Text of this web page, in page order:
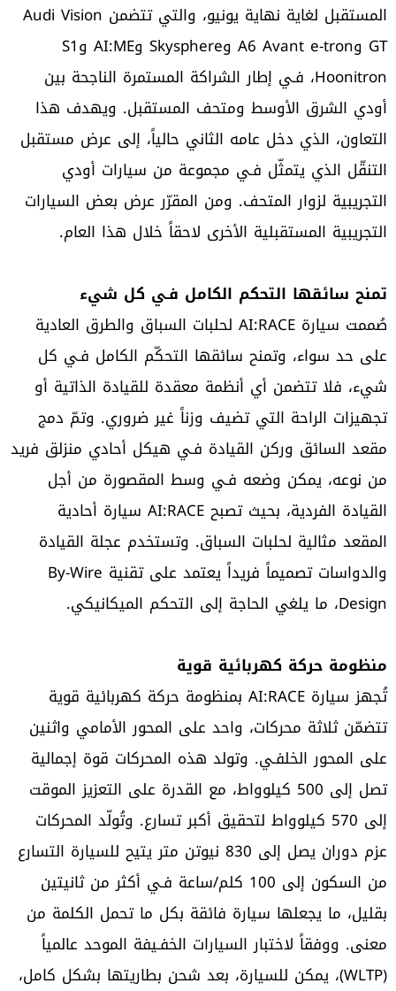
المستقبل لغاية نهاية يونيو، والتي تتضمن Audi Vision
GT وA6 Avant e-tron وSkysphere وAI:ME وS1
Hoonitron، فـي إطار الشراكة المستمرة الناجحة بين
أودي الشرق الأوسط ومتحف المستقبل. ويهدف هذا
التعاون، الذي دخل عامه الثاني حالياً، إلى عرض مستقبل
التنقّل الذي يتمثّل فـي مجموعة من سيارات أودي
التجريبية لزوار المتحف. ومن المقرّر عرض بعض السيارات
التجريبية المستقبلية الأخرى لاحقاً خلال هذا العام.
تمنح سائقها التحكم الكامل فـي كل شيء
صُممت سيارة AI:RACE لحلبات السباق والطرق العادية
على حد سواء، وتمنح سائقها التحكّم الكامل فـي كل
شيء، فلا تتضمن أي أنظمة معقدة للقيادة الذاتية أو
تجهيزات الراحة التي تضيف وزناً غير ضروري. وتمّ دمج
مقعد السائق وركن القيادة فـي هيكل أحادي منزلق فريد
من نوعه، يمكن وضعه فـي وسط المقصورة من أجل
القيادة الفردية، بحيث تصبح AI:RACE سيارة أحادية
المقعد مثالية لحلبات السباق. وتستخدم عجلة القيادة
والدواسات تصميماً فريداً يعتمد على تقنية By-Wire
Design، ما يلغي الحاجة إلى التحكم الميكانيكي.
منظومة حركة كهربائية قوية
تُجهز سيارة AI:RACE بمنظومة حركة كهربائية قوية
تتضمّن ثلاثة محركات، واحد على المحور الأمامي واثنين
على المحور الخلفـي. وتولد هذه المحركات قوة إجمالية
تصل إلى 500 كيلوواط، مع القدرة على التعزيز الموقت
إلى 570 كيلوواط لتحقيق أكبر تسارع. وتُولّد المحركات
عزم دوران يصل إلى 830 نيوتن متر يتيح للسيارة التسارع
من السكون إلى 100 كلم/ساعة فـي أكثر من ثانيتين
بقليل، ما يجعلها سيارة فائقة بكل ما تحمل الكلمة من
معنى. ووفقاً لاختبار السيارات الخفـيفة الموحد عالمياً
(WLTP)، يمكن للسيارة، بعد شحن بطاريتها بشكل كامل،